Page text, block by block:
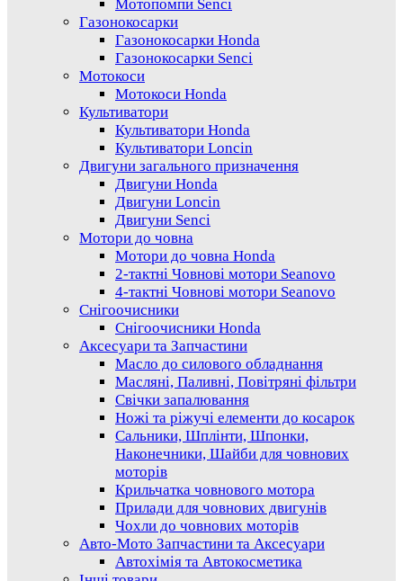
Мотопомпи Senci
Газонокосарки
Газонокосарки Honda
Газонокосарки Senci
Мотокоси
Мотокоси Honda
Культиватори
Культиватори Honda
Культиватори Loncin
Двигуни загального призначення
Двигуни Honda
Двигуни Loncin
Двигуни Senci
Мотори до човна
Мотори до човна Honda
2-тактні Човнові мотори Seanovo
4-тактні Човнові мотори Seanovo
Снігоочисники
Снігоочисники Honda
Аксесуари та Запчастини
Масло до силового обладнання
Масляні, Паливні, Повітряні фільтри
Свічки запалювання
Ножі та ріжучі елементи до косарок
Сальники, Шплінти, Шпонки,
Наконечники, Шайби для човнових
моторів
Крильчатка човнового мотора
Прилади для човнових двигунів
Чохли до човнових моторів
Авто-Мото Запчастини та Аксесуари
Автохімія та Автокосметика